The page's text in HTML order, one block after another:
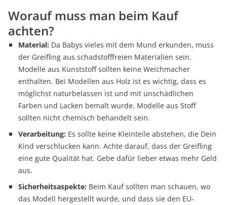
Worauf muss man beim Kauf
achten?
Material: Da Babys vieles mit dem Mund erkunden, muss
der Greifling aus schadstofffreien Materialien sein.
Modelle aus Kunststoff sollten keine Weichmacher
enthalten. Bei Modellen aus Holz ist es wichtig, dass es
möglichst naturbelassen ist und mit unschädlichen
Farben und Lacken bemalt wurde. Modelle aus Stoff
sollten nicht chemisch behandelt sein.
Verarbeitung: Es sollte keine Kleinteile abstehen, die Dein
Kind verschlucken kann. Achte darauf, dass der Greifling
eine gute Qualität hat. Gebe dafür lieber etwas mehr Geld
aus.
Sicherheitsaspekte: Beim Kauf sollten man schauen, wo
das Modell hergestellt wurde, und dass sie den EU-